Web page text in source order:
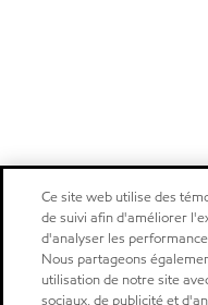
Ce site web utilise des
de suivi afin d'améliorer
d'analyser les
Nous partageons
utilisation de notre site
sociaux, de publicité et